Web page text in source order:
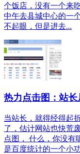
个饭店，没有一个来
中午去县城中心的一
不起眼，但是进去...
热力点击图：站长
当站长，就得经得起
了，估计网站也快荒
点图， 什么，你没有
是百度统计的一个小